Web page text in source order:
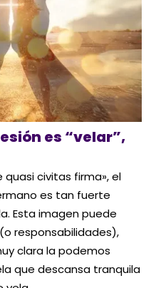
es “velar”,
civitas firma», el
es tan fuerte
Esta imagen puede
responsabilidades),
clara la podemos
que descansa tranquila